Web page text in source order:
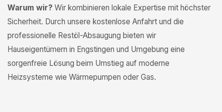
Warum wir? Wir kombinieren lokale Expertise mit höchster
Sicherheit. Durch unsere kostenlose Anfahrt und die
professionelle Restöl-Absaugung bieten wir
Hauseigentümern in Engstingen und Umgebung eine
sorgenfreie Lösung beim Umstieg auf moderne
Heizsysteme wie Wärmepumpen oder Gas.